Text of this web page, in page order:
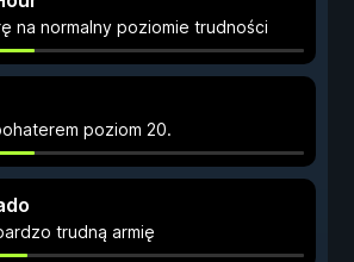
na normalny poziomie trudności
poziom 20.
trudną armię